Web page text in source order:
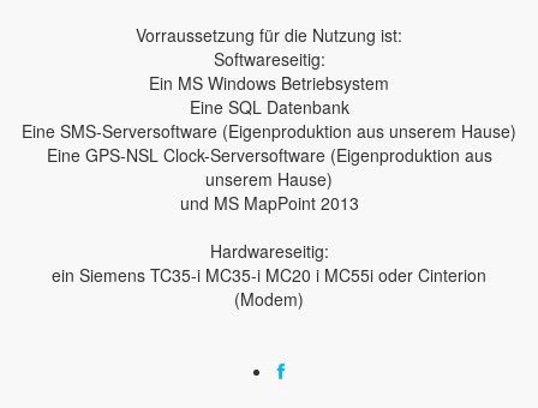
Vorraussetzung für die Nutzung ist:
Softwareseitig:
Ein MS Windows Betriebsystem
Eine SQL Datenbank
Eine SMS-Serversoftware (Eigenproduktion aus unserem Hause)
Eine GPS-NSL Clock-Serversoftware (Eigenproduktion aus
unserem Hause)
und MS MapPoint 2013
Hardwareseitig:
ein Siemens TC35-i MC35-i MC20 i MC55i oder Cinterion
(Modem)